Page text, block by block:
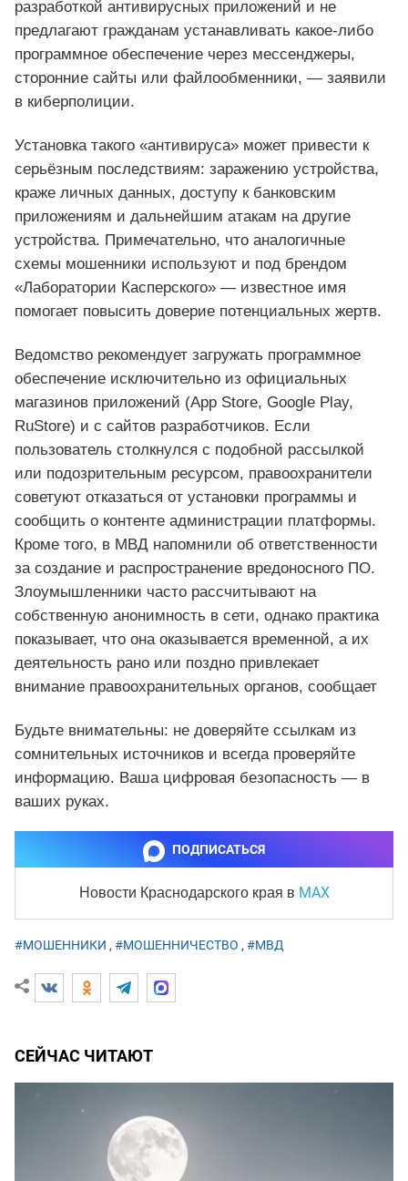
разработкой антивирусных приложений и не
предлагают гражданам устанавливать какое-либо
программное обеспечение через мессенджеры,
сторонние сайты или файлообменники, — заявили
в киберполиции.
Установка такого «антивируса» может привести к
серьёзным последствиям: заражению устройства,
краже личных данных, доступу к банковским
приложениям и дальнейшим атакам на другие
устройства. Примечательно, что аналогичные
схемы мошенники используют и под брендом
«Лаборатории Касперского» — известное имя
помогает повысить доверие потенциальных жертв.
Ведомство рекомендует загружать программное
обеспечение исключительно из официальных
магазинов приложений (App Store, Google Play,
RuStore) и с сайтов разработчиков. Если
пользователь столкнулся с подобной рассылкой
или подозрительным ресурсом, правоохранители
советуют отказаться от установки программы и
сообщить о контенте администрации платформы.
Кроме того, в МВД напомнили об ответственности
за создание и распространение вредоносного ПО.
Злоумышленники часто рассчитывают на
собственную анонимность в сети, однако практика
показывает, что она оказывается временной, а их
деятельность рано или поздно привлекает
внимание правоохранительных органов, сообщает
Будьте внимательны: не доверяйте ссылкам из
сомнительных источников и всегда проверяйте
информацию. Ваша цифровая безопасность — в
ваших руках.
ПОДПИСАТЬСЯ
Новости Краснодарского края в MAX
#МОШЕННИКИ , #МОШЕННИЧЕСТВО , #МВД
СЕЙЧАС ЧИТАЮТ